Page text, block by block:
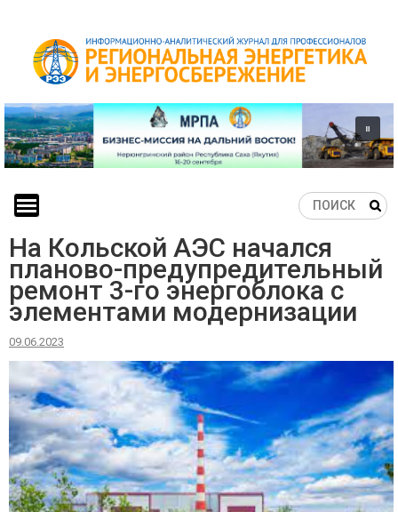
content
На Кольской АЭС начался
планово-предупредительный
ремонт 3-го энергоблока с
элементами модернизации
09.06.2023